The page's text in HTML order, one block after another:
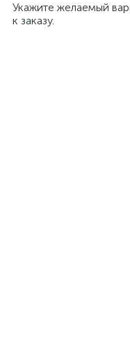
Укажите желаемый
к заказу.